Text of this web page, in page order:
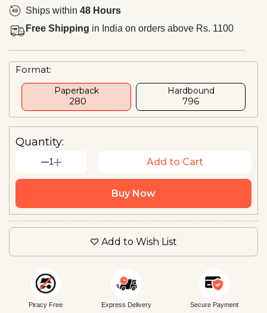
Ships within 48 Hours
Free Shipping in India on orders above Rs. 1100
Format:
Paperback
₹ 280
Hardbound
₹796
Quantity:
1 Add to Cart
Buy Now
Add to Wish List
Piracy Free Express Delivery Secure Payment